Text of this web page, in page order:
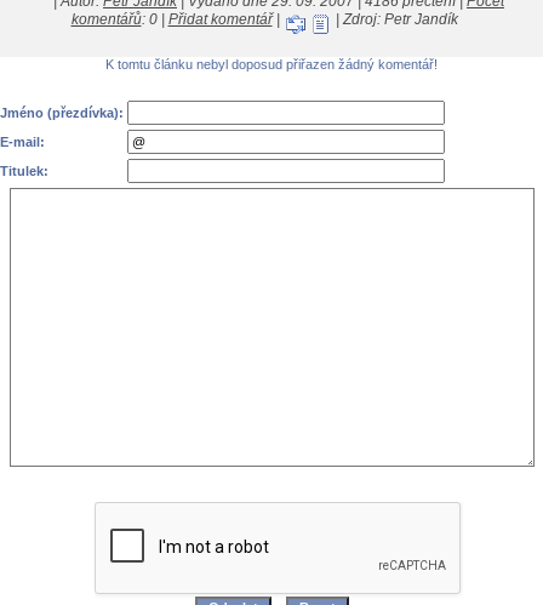
komentářů: 0 | Přidat komentář| | Zdroj: Petr Jandík
K tomtu článku nebyl doposud přiřazen žádný komentář!
Jméno (přezdívka):
E-mail:
Titulek: